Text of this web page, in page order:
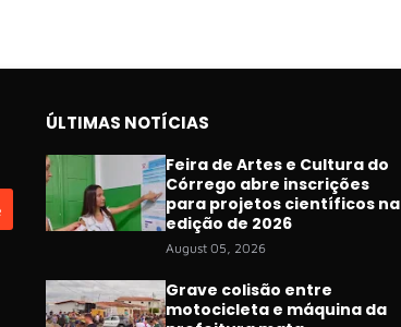
ÚLTIMAS NOTÍCIAS
Feira de Artes e Cultura do
Córrego abre inscrições
para projetos científicos na
edição de 2026
August 05, 2026
Grave colisão entre
motocicleta e máquina da